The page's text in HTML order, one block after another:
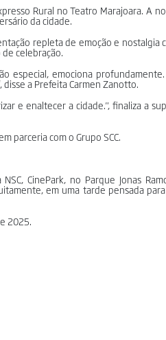
Rural no Teatro Marajoara. A
da cidade.
repleta de emoção e nostalgia
celebração.
especial, emociona
a Prefeita Carmen Zanotto.
e enaltecer a cidade.", finaliza a
parceria com o Grupo SCC.
CinePark, no Parque Jonas
em uma tarde pensada
2025.